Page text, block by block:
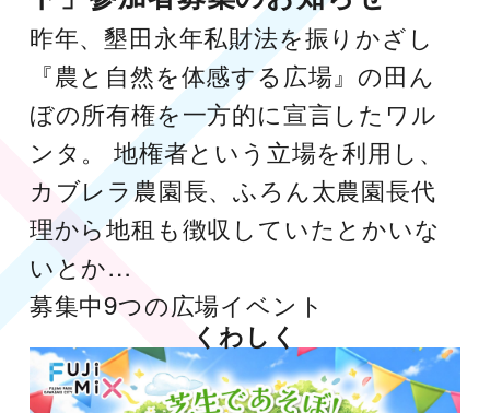
昨年、墾田永年私財法を振りかざし
『農と自然を体感する広場』の田ん
ぼの所有権を一方的に宣言したワル
ンタ。 地権者という立場を利用し、
カブレラ農園長、ふろん太農園長代
理から地租も徴収していたとかいな
いとか…
募集中9つの広場イベント
くわしく